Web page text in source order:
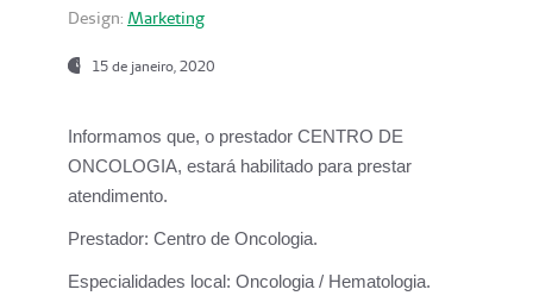
Design: Marketing
15 de janeiro, 2020
Informamos que, o prestador CENTRO DE
ONCOLOGIA, estará habilitado para prestar
atendimento.
Prestador: Centro de Oncologia.
Especialidades local: Oncologia / Hematologia.